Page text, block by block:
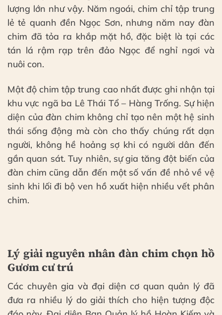
lượng lớn như vậy. Năm ngoái, chim chỉ tập trung
lẻ tẻ quanh đền Ngọc Sơn, nhưng năm nay đàn
chim đã tỏa ra khắp mặt hồ, đặc biệt là tại các
tán lá rậm rạp trên đảo Ngọc để nghỉ ngơi và
nuôi con.
Mật độ chim tập trung cao nhất được ghi nhận tại
khu vực ngã ba Lê Thái Tổ – Hàng Trống. Sự hiện
diện của đàn chim không chỉ tạo nên một hệ sinh
thái sống động mà còn cho thấy chúng rất dạn
người, không hề hoảng sợ khi có người dân đến
gần quan sát. Tuy nhiên, sự gia tăng đột biến của
đàn chim cũng dẫn đến một số vấn đề nhỏ về vệ
sinh khi lối đi bộ ven hồ xuất hiện nhiều vết phân
chim.
Lý giải nguyên nhân đàn chim chọn hồ
Gươm cư trú
Các chuyên gia và đại diện cơ quan quản lý đã
đưa ra nhiều lý do giải thích cho hiện tượng độc